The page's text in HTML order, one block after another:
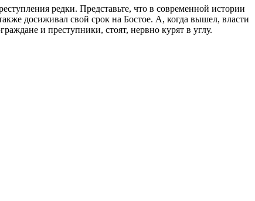
редки. Представьте, что в современной истории
досиживал свой срок на Бостое. А, когда вышел, власти
и преступники, стоят, нервно курят в углу.